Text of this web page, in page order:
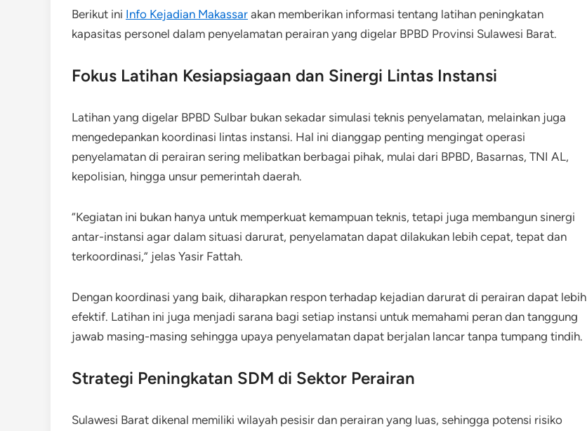
Berikut ini Info Kejadian Makassar akan memberikan informasi tentang latihan peningkatan
kapasitas personel dalam penyelamatan perairan yang digelar BPBD Provinsi Sulawesi Barat.
Fokus Latihan Kesiapsiagaan dan Sinergi Lintas Instansi
Latihan yang digelar BPBD Sulbar bukan sekadar simulasi teknis penyelamatan, melainkan juga
mengedepankan koordinasi lintas instansi. Hal ini dianggap penting mengingat operasi
penyelamatan di perairan sering melibatkan berbagai pihak, mulai dari BPBD, Basarnas, TNI AL,
kepolisian, hingga unsur pemerintah daerah.
“Kegiatan ini bukan hanya untuk memperkuat kemampuan teknis, tetapi juga membangun sinergi
antar-instansi agar dalam situasi darurat, penyelamatan dapat dilakukan lebih cepat, tepat dan
terkoordinasi,” jelas Yasir Fattah.
Dengan koordinasi yang baik, diharapkan respon terhadap kejadian darurat di perairan dapat lebih
efektif. Latihan ini juga menjadi sarana bagi setiap instansi untuk memahami peran dan tanggung
jawab masing-masing sehingga upaya penyelamatan dapat berjalan lancar tanpa tumpang tindih.
Strategi Peningkatan SDM di Sektor Perairan
Sulawesi Barat dikenal memiliki wilayah pesisir dan perairan yang luas, sehingga potensi risiko